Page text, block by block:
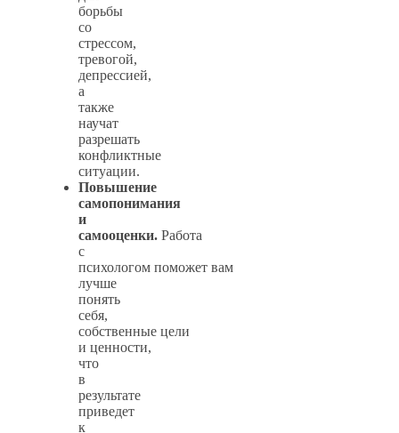
борьбы
со
стрессом,
тревогой,
депрессией,
а
также
научат
разрешать
конфликтные
ситуации.
Повышение
самопонимания
и
самооценки. Работа
с
психологом поможет вам
лучше
понять
себя,
собственные цели
и ценности,
что
в
результате
приведет
к